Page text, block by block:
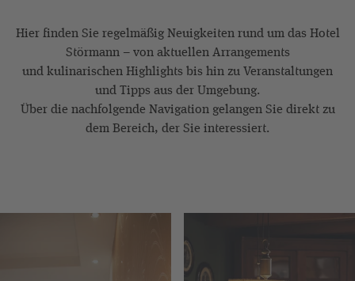
Hier finden Sie regelmäßig Neuigkeiten rund um das Hotel
Störmann – von aktuellen Arrangements
und kulinarischen Highlights bis hin zu Veranstaltungen
und Tipps aus der Umgebung.
Über die nachfolgende Navigation gelangen Sie direkt zu
dem Bereich, der Sie interessiert.